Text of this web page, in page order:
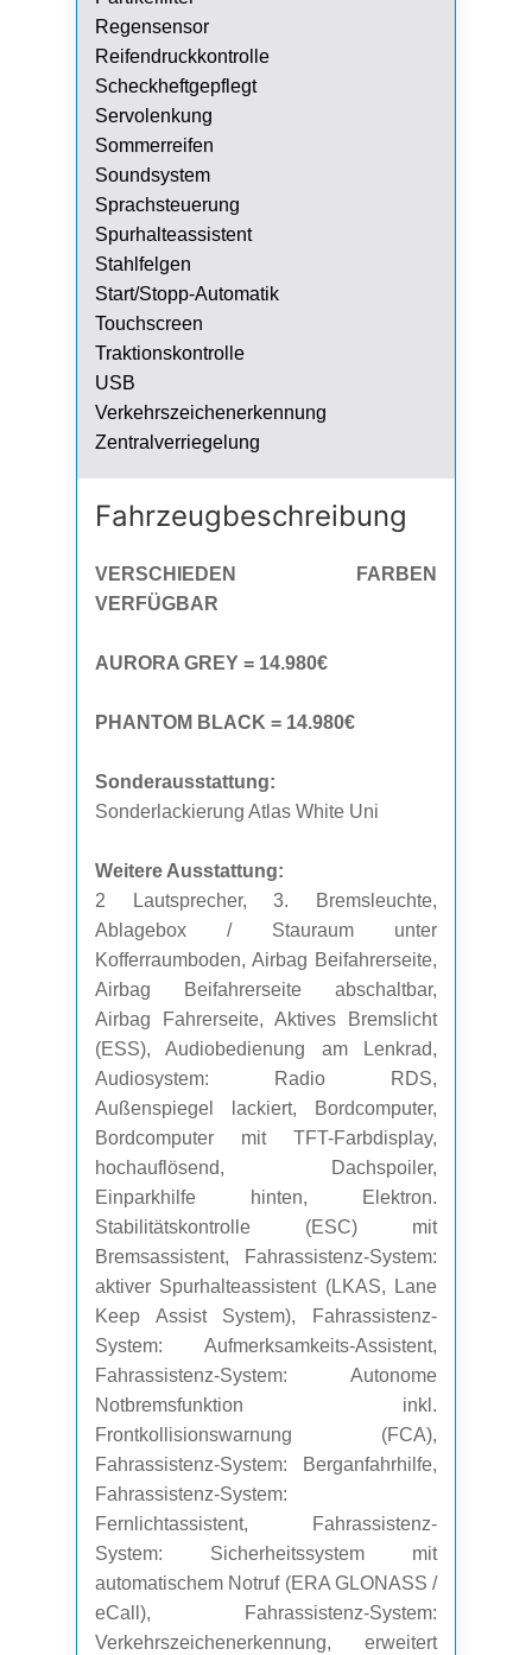
Regensensor
Reifendruckkontrolle
Scheckheftgepflegt
Servolenkung
Sommerreifen
Soundsystem
Sprachsteuerung
Spurhalteassistent
Stahlfelgen
Start/Stopp-Automatik
Touchscreen
Traktionskontrolle
USB
Verkehrszeichenerkennung
Zentralverriegelung
Fahrzeug­beschreibung
VERSCHIEDEN FARBEN
VERFÜGBAR
AURORA GREY = 14.980€
PHANTOM BLACK = 14.980€
Sonderausstattung:
Sonderlackierung Atlas White Uni
Weitere Ausstattung:
2 Lautsprecher, 3. Bremsleuchte,
Ablagebox / Stauraum unter
Kofferraumboden, Airbag Beifahrerseite,
Airbag Beifahrerseite abschaltbar,
Airbag Fahrerseite, Aktives Bremslicht
(ESS), Audiobedienung am Lenkrad,
Audiosystem: Radio RDS,
Außenspiegel lackiert, Bordcomputer,
Bordcomputer mit TFT-Farbdisplay,
hochauflösend, Dachspoiler,
Einparkhilfe hinten, Elektron.
Stabilitätskontrolle (ESC) mit
Bremsassistent, Fahrassistenz-System:
aktiver Spurhalteassistent (LKAS, Lane
Keep Assist System), Fahrassistenz-
System: Aufmerksamkeits-Assistent,
Fahrassistenz-System: Autonome
Notbremsfunktion inkl.
Frontkollisionswarnung (FCA),
Fahrassistenz-System: Berganfahrhilfe,
Fahrassistenz-System:
Fernlichtassistent, Fahrassistenz-
System: Sicherheitssystem mit
automatischem Notruf (ERA GLONASS /
eCall), Fahrassistenz-System:
Verkehrszeichenerkennung, erweitert